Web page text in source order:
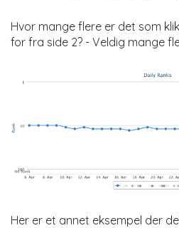
Hvor mange flere er det som
for fra side 2? - Veldig mange
Her er et annet eksempel der